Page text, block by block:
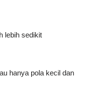
lebih sedikit
hanya pola kecil dan